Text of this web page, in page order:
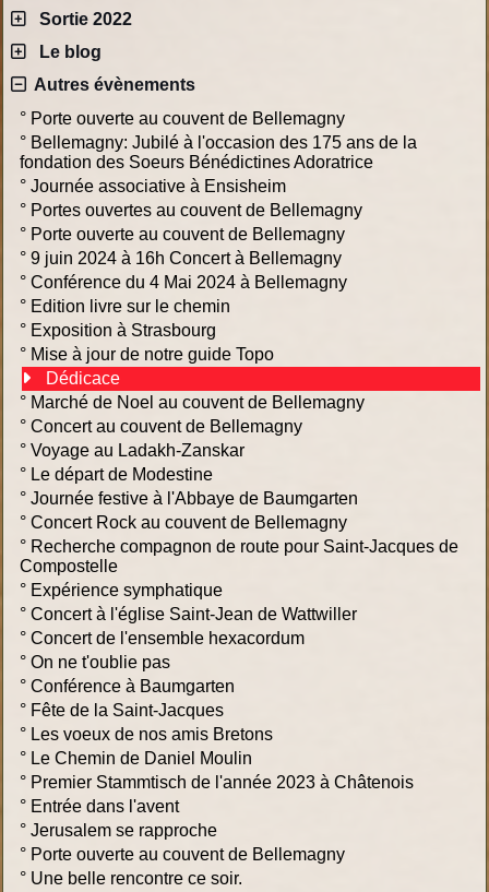
Sortie 2022
Le blog
Autres évènements
° Porte ouverte au couvent de Bellemagny
° Bellemagny: Jubilé à l'occasion des 175 ans de la
fondation des Soeurs Bénédictines Adoratrice
° Journée associative à Ensisheim
° Portes ouvertes au couvent de Bellemagny
° Porte ouverte au couvent de Bellemagny
° 9 juin 2024 à 16h Concert à Bellemagny
° Conférence du 4 Mai 2024 à Bellemagny
° Edition livre sur le chemin
° Exposition à Strasbourg
° Mise à jour de notre guide Topo
Dédicace
° Marché de Noel au couvent de Bellemagny
° Concert au couvent de Bellemagny
° Voyage au Ladakh-Zanskar
° Le départ de Modestine
° Journée festive à l'Abbaye de Baumgarten
° Concert Rock au couvent de Bellemagny
° Recherche compagnon de route pour Saint-Jacques de
Compostelle
° Expérience symphatique
° Concert à l'église Saint-Jean de Wattwiller
° Concert de l'ensemble hexacordum
° On ne t'oublie pas
° Conférence à Baumgarten
° Fête de la Saint-Jacques
° Les voeux de nos amis Bretons
° Le Chemin de Daniel Moulin
° Premier Stammtisch de l'année 2023 à Châtenois
° Entrée dans l'avent
° Jerusalem se rapproche
° Porte ouverte au couvent de Bellemagny
° Une belle rencontre ce soir.